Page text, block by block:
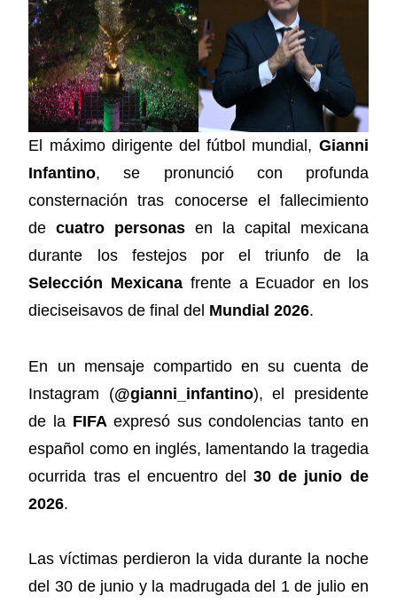
El máximo dirigente del fútbol mundial, Gianni
Infantino, se pronunció con profunda
consternación tras conocerse el fallecimiento
decuatro personas en la capital mexicana
durante los festejos por el triunfo de la
Selección Mexicana frente a Ecuador en los
dieciseisavos de final del Mundial 2026.
En un mensaje compartido en su cuenta de
Instagram (@gianni_infantino), el presidente
de la FIFA expresó sus condolencias tanto en
español como en inglés, lamentando la tragedia
ocurrida tras el encuentro del30 de junio de
2026.
Las víctimas perdieron la vida durante la noche
del 30 de junio y la madrugada del 1 de julio en